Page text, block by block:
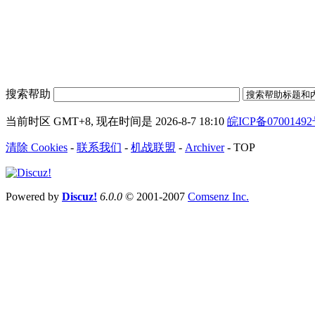
搜索帮助
当前时区 GMT+8, 现在时间是 2026-8-7 18:10 皖ICP备07001492
清除 Cookies - 联系我们 - 机战联盟 - Archiver- TOP
Powered by Discuz! 6.0.0 © 2001-2007 Comsenz Inc.